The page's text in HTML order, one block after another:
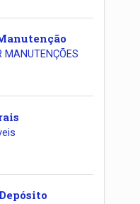
MANUTENÇÕES